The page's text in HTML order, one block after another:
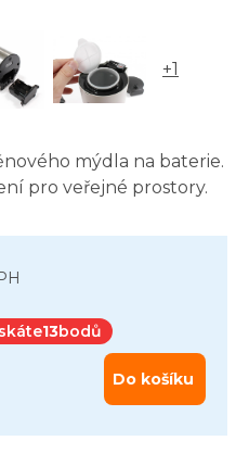
+1
mýdla na baterie.
pro veřejné prostory.
13bodů
Do košíku